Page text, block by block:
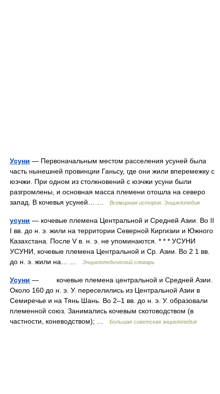
Усуни — Первоначальным местом расселения усуней была
часть нынешней провинции Ганьсу, где они жили вперемежку с
юэчжи. При одном из столкновений с юэчжи усуни были
разгромлены, и основная масса племени отошла на северо
запад. В кочевья усуней… …
Всемирная история. Энциклопедия
усуни — кочевые племена Центральной и Средней Азии. Во II
I вв. до н. э. жили на территории Северной Киргизии и Южного
Казахстана. После V в. н. э. не упоминаются. * * * УСУНИ
УСУНИ, кочевые племена Центральной и Ср. Азии. Во 2 1 вв.
до н. э. жили на… …
Энциклопедический словарь
Усуни — кочевые племена центральной и Средней Азии.
Около 160 до н. э. У. переселились из Центральной Азии в
Семиречье и на Тянь Шань. Во 2–1 вв. до н. э. У. образовали
племенной союз. Занимались кочевым скотоводством (в
частности, коневодством); …
Большая советская энциклопедия